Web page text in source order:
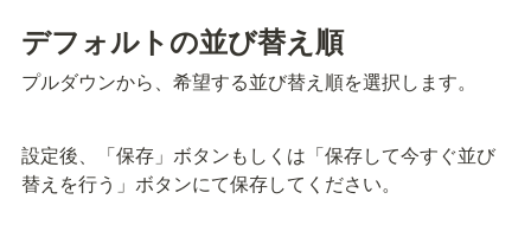
デフォルトの並び替え順
プルダウンから、希望する並び替え順を選択します。
設定後、「保存」ボタンもしくは「保存して今すぐ並び
替えを行う」ボタンにて保存してください。